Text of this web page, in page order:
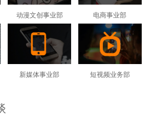
动漫文创事业部 电商事业部
新媒体事业部 短视频业务部